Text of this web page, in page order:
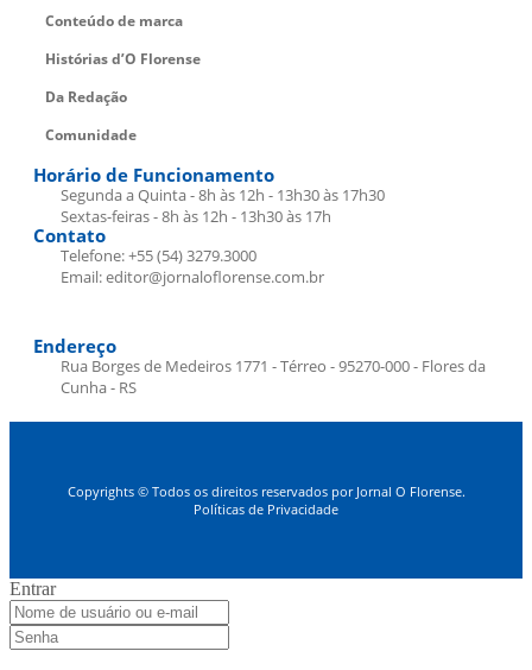
Conteúdo de marca
Histórias d’O Florense
Da Redação
Comunidade
Horário de Funcionamento
Segunda a Quinta - 8h às 12h - 13h30 às 17h30
Sextas-feiras - 8h às 12h - 13h30 às 17h
Contato
Telefone: +55 (54) 3279.3000
Email: editor@jornaloflorense.com.br
Endereço
Rua Borges de Medeiros 1771 - Térreo - 95270-000 - Flores da
Cunha - RS
Copyrights © Todos os direitos reservados por Jornal O Florense.
Políticas de Privacidade
Entrar